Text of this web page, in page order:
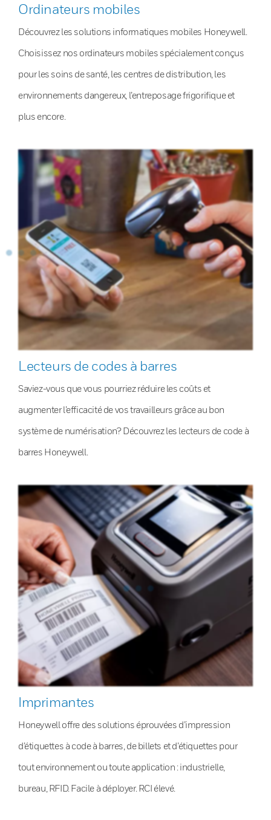
Ordinateurs mobiles
Découvrez les solutions informatiques mobiles Honeywell.
Choisissez nos ordinateurs mobiles spécialement conçus
pour les soins de santé, les centres de distribution, les
environnements dangereux, l’entreposage frigorifique et
plus encore.
Lecteurs de codes à barres
Saviez-vous que vous pourriez réduire les coûts et
augmenter l’efficacité de vos travailleurs grâce au bon
système de numérisation? Découvrez les lecteurs de code à
barres Honeywell.
Imprimantes
Honeywell offre des solutions éprouvées d’impression
d’étiquettes à code à barres, de billets et d’étiquettes pour
tout environnement ou toute application : industrielle,
bureau, RFID. Facile à déployer. RCI élevé.